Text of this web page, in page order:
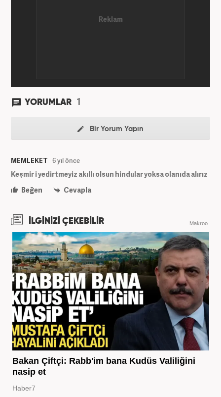
YORUMLAR 1
Bir Yorum Yapın
MEMLEKET 6 yıl önce
Keşmir i yedirtmeyiz akıllı olsun hindular yoksa olanıda alırız
Beğen
Cevapla
İLGİNİZİ ÇEKEBİLİR Makroo
Bakan Çiftçi: Rabb'im bana Kudüs Valiliğini
nasip et
Haber7